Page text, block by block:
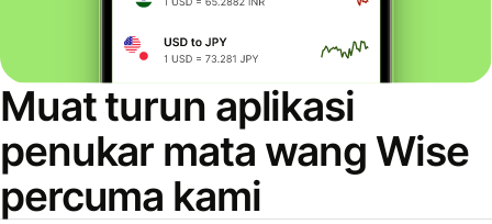
Muat turun aplikasi
penukar mata wang Wise
percuma kami